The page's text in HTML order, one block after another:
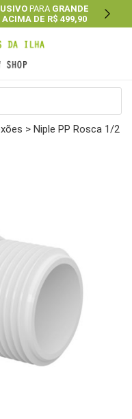
PARA GRANDE
ACIMA DE R$ 499,90 Next
> Niple PP Rosca 1/2